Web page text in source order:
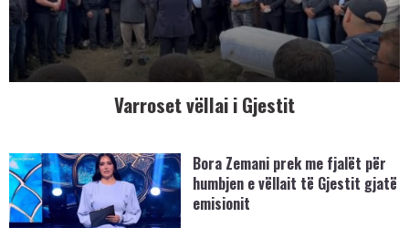
Varroset vëllai i Gjestit
Bora Zemani prek me fjalët për
humbjen e vëllait të Gjestit gjatë
emisionit